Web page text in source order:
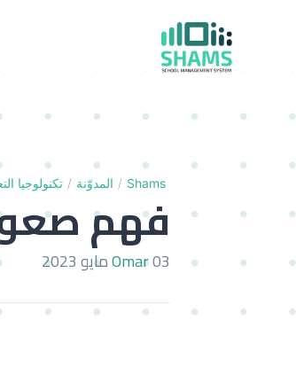
Shams
/ المدوّنة / تكنولوجيا فهم
Omar03 مايو 2023